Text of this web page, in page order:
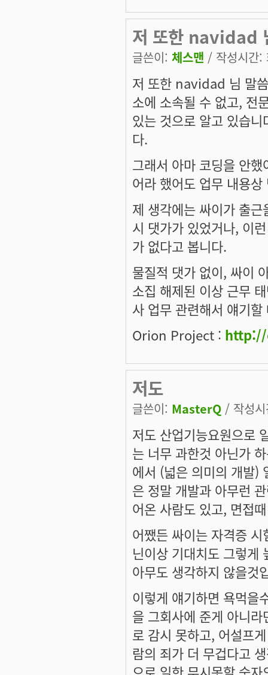
저 또한 navidad
글쓴이: 체스맨 / 작성시간
저 또한 navidad 님 말
소에 소속될 수 없고, 전
있는 것으로 알고 있습
다.
그래서 아마 코딩을 안
어라 했어도 업무 내용
제 생각에는 싸이가 출
시 댓가가 있었거나, 이
가 없다고 봅니다.
물질적 댓가 없이, 싸이
소집 해제된 이상 근무
사 업무 관련해서 얘기
Orion Project :
저도
글쓴이: MasterQ / 작성
저도 산업기능요원으로
는 너무 과한것 아닌가
에서 (넓은 의미의 개발)
은 정말 개발과 아무런
어온 사람도 있고, 면접
어쨌든 싸이는 자격증
닌이상 기대치도 그렇
아무도 생각하지 않을것
이렇게 얘기하면 욕먹을
을 그회사에 준게 아니
로 감시 못하고, 어설프
람의 죄가 더 무겁다고